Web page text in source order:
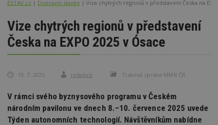
ESTAV.cz Dopravní stavby Vize chytrých regionů v představení Česka na
Vize chytrých regionů v představení
Česka na EXPO 2025 v Ósace
10. 7. 2025 redakce Tisková zpráva MMR ČR
V rámci svého byznysového programu v Českém
národním pavilonu ve dnech 8.–10. července 2025 uvede
Týden autonomních technologií. Návštěvníkům nabídne